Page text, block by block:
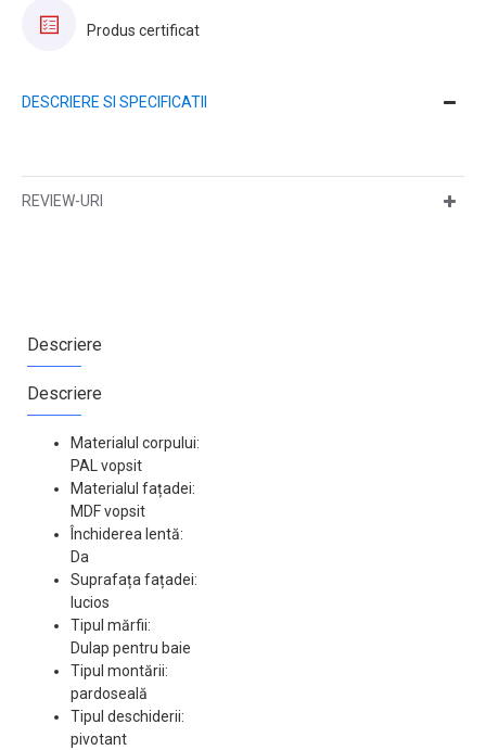
Produs certificat
DESCRIERE SI SPECIFICATII
REVIEW-URI
Descriere
Descriere
Materialul corpului:
PAL vopsit
Materialul fațadei:
MDF vopsit
Închiderea lentă:
Da
Suprafața fațadei:
lucios
Tipul mărfii:
Dulap pentru baie
Tipul montării:
pardoseală
Tipul deschiderii:
pivotant